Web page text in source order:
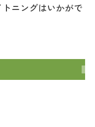
ニングはいかがで